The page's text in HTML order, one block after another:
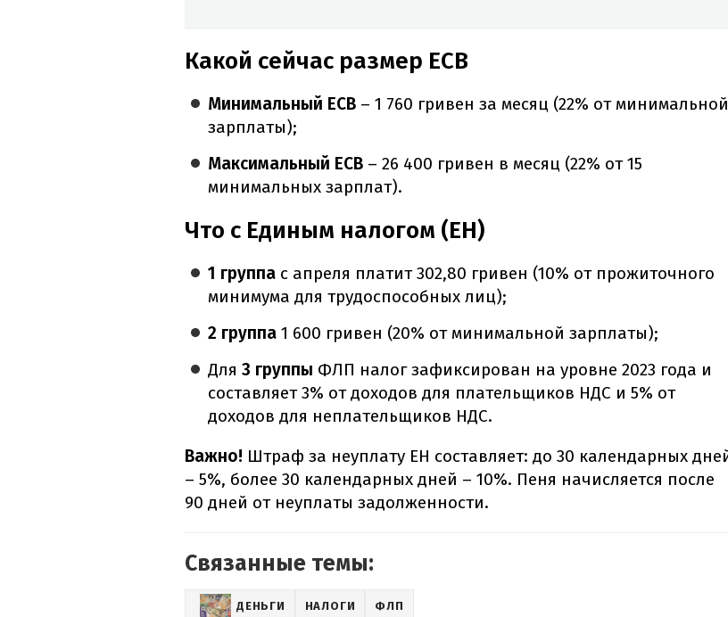
Какой сейчас размер ЕСВ
Минимальный ЕСВ – 1 760 гривен за месяц (22% от минимальной
зарплаты);
Максимальный ЕСВ – 26 400 гривен в месяц (22% от 15
минимальных зарплат).
Что с Единым налогом (ЕН)
1 группа с апреля платит 302,80 гривен (10% от прожиточного
минимума для трудоспособных лиц);
2 группа 1 600 гривен (20% от минимальной зарплаты);
Для3 группы ФЛП налог зафиксирован на уровне 2023 года и
составляет 3% от доходов для плательщиков НДС и 5% от
доходов для неплательщиков НДС.
Важно! Штраф за неуплату ЕН составляет: до 30 календарных
– 5%, более 30 календарных дней – 10%. Пеня начисляется после
90 дней от неуплаты задолженности.
Связанные темы:
ДЕНЬГИ НАЛОГИ ФЛП